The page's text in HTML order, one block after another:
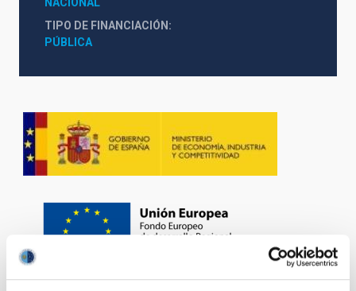
TIPO DE FINANCIACIÓN
PÚBLICA